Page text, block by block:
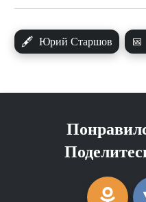
🖋 Юрий Старшов 📅